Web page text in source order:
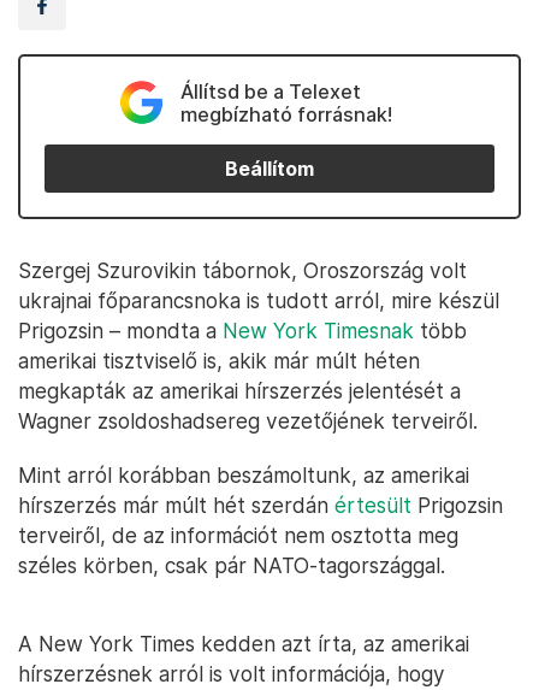
Állítsd be a Telexet
megbízható forrásnak!
Beállítom
Szergej Szurovikin tábornok, Oroszország volt
ukrajnai főparancsnoka is tudott arról, mire készül
Prigozsin – mondta a New York Timesnak több
amerikai tisztviselő is, akik már múlt héten
megkapták az amerikai hírszerzés jelentését a
Wagner zsoldoshadsereg vezetőjének terveiről.
Mint arról korábban beszámoltunk, az amerikai
hírszerzés már múlt hét szerdán értesült Prigozsin
terveiről, de az információt nem osztotta meg
széles körben, csak pár NATO-tagországgal.
A New York Times kedden azt írta, az amerikai
hírszerzésnek arról is volt információja, hogy